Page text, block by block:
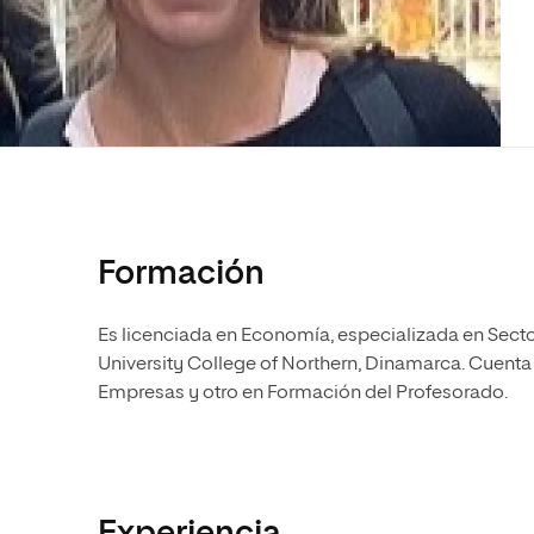
Ciencias
Diseño
Ciencias de la Salud
Ciencias Sociales
Humanidades
Ingeniería y Tecnología
Ciencias de la Salud
Ciencias Sociales
Escuela de Humanidades
Normas de Organización y
Funcionamiento
Formación
Es licenciada en Economía, especializada en
University College of Northern, Dinamarca.
Empresas y otro en Formación del Profesorado.